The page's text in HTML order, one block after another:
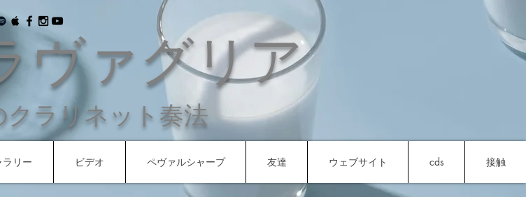
ヴァグリア
ラリネット奏法
ラリー ビデオ ペヴァルシャープ 友達 ウェブサイト cds 接触